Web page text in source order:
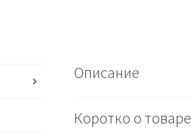
Описание
Коротко о товаре